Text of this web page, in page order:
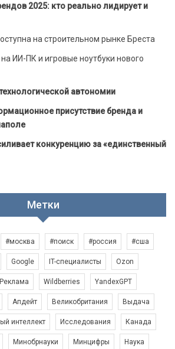
2025: кто реально лидирует и
на строительном рынке Бреста
ИИ-ПК и игровые ноутбуки нового
автономии
присутствие бренда и
конкуренцию за «единственный
Метки
#москва #поиск #россия #сша
Google IT-специалисты Ozon
Wildberries YandexGPT
Апдейт Великобритания Выдача
интеллект Исследования Канада
Минобрнауки Минцифры Наука